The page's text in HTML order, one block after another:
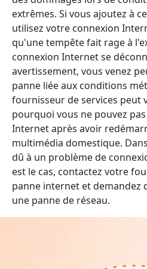
extrêmes. Si vous ajoutez à
utilisez votre connexion
qu'une tempête fait rage à
connexion Internet se
avertissement, vous venez
panne liée aux conditions
fournisseur de services peut
pourquoi vous ne pouvez
Internet après avoir
multimédia domestique.
dû à un problème de
est le cas, contactez votre
panne internet et demandez
une panne de réseau.